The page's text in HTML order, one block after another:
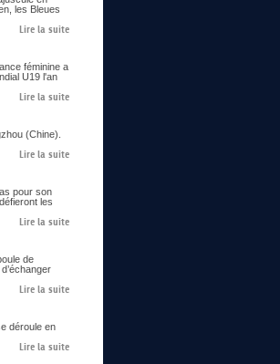
les Bleues
Lire la suite
féminine a
U19 l'an
Lire la suite
(Chine).
Lire la suite
pour son
les
Lire la suite
de
Lire la suite
déroule en
Lire la suite